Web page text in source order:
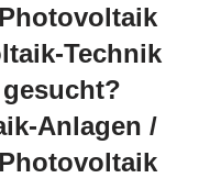
Technik
Anlagen /